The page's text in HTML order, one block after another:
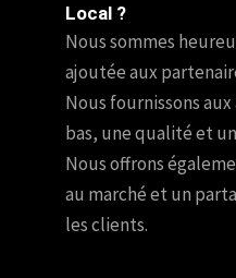
Local ?
Nous sommes
ajoutée aux
Nous fournissons
bas, une qualité et
Nous offrons
au marché et un
les clients.